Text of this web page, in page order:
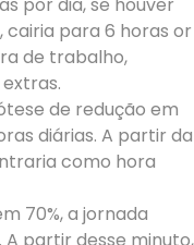
cairia para 6 horas or
de trabalho,
de redução em
diárias. A partir da
como hora
70%, a jornada